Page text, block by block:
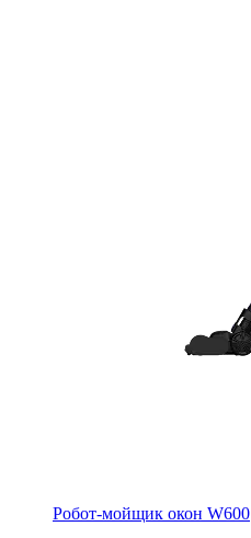
Робот-мойщик окон W600